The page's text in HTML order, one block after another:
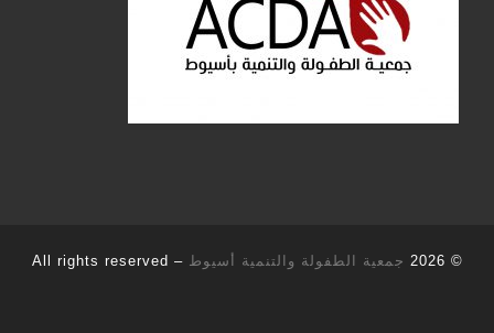
© 2026 جمعية الطفولة والتنمية أسيوط –
All rights reserved